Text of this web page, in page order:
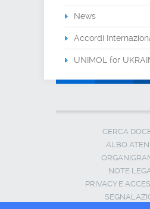
News
Accordi
UNIMOL for
CERCA
ALBO
NOTE
PRIVACY E